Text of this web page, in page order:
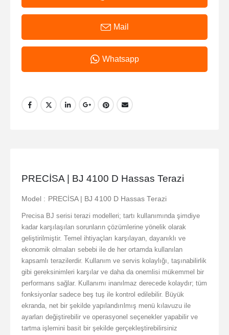
Mail
Whatsapp
PRECİSA | BJ 4100 D Hassas Terazi
Model : PRECİSA | BJ 4100 D Hassas Terazi
Precisa BJ serisi terazi modelleri; tartı kullanımında şimdiye
kadar karşılaşılan sorunların çözümlerine yönelik olarak
geliştirilmiştir. Temel ihtiyaçları karşılayan, dayanıklı ve
ekonomik olmaları sebebi ile de her ortamda kullanılan
kapsamlı terazilerdir. Kullanım ve servis kolaylığı, taşınabilirlik
gibi gereksinimleri karşılar ve daha da onemlisi mükemmel bir
performans sağlar. Kullanımı inanılmaz derecede kolaydır; tüm
fonksiyonlar sadece beş tuş ile kontrol edilebilir. Büyük
ekranda, net bir şekilde yapılandırılmış menü kılavuzu ile
ayarları değiştirebilir ve operasyonel seçenekler yapabilir ve
tartma işlemini basit bir şekilde gerçekleştirebilirsiniz